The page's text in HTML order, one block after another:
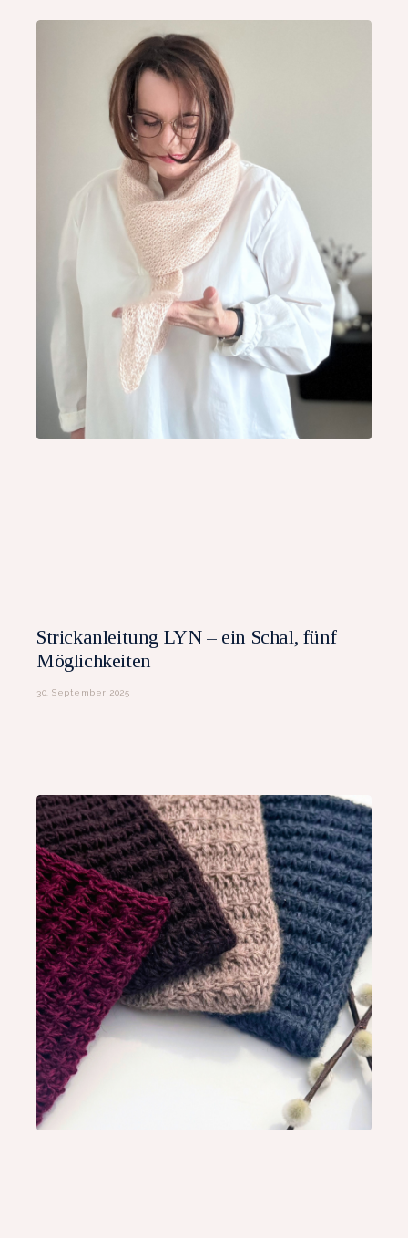
Strickanleitung LYN – ein Schal, fünf
Möglichkeiten
30. September 2025